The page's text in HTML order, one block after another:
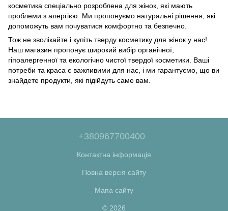
косметика спеціально розроблена для жінок, які мають
проблеми з алергією. Ми пропонуємо натуральні рішення, які
допоможуть вам почуватися комфортно та безпечно.
Тож не зволікайте і купіть тверду косметику для жінок у нас!
Наш магазин пропонує широкий вибір органічної,
гіпоалергенної та екологічно чистої твердої косметики. Ваші
потреби та краса є важливими для нас, і ми гарантуємо, що ви
знайдете продукти, які підійдуть саме вам.
+380967700400
Контактна інформація
Повна версія сайту
Мапа сайту
© 2026